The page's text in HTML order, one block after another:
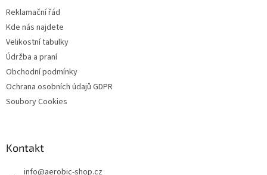
Reklamační řád
Kde nás najdete
Velikostní tabulky
Údržba a praní
Obchodní podmínky
Ochrana osobních údajů GDPR
Soubory Cookies
Kontakt
info@aerobic-shop.cz